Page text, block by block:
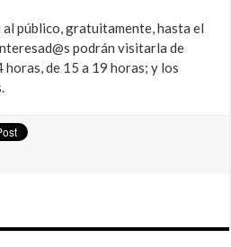
público, gratuitamente, hasta el
podrán visitarla de
horas, de 15 a 19 horas; y los